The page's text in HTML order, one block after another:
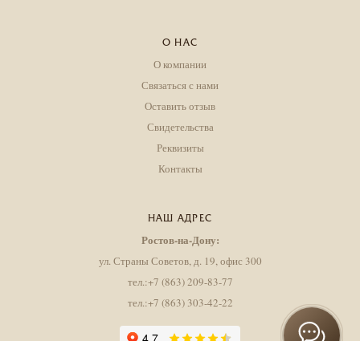
О НАС
О компании
Связаться с нами
Оставить отзыв
Свидетельства
Реквизиты
Контакты
НАШ АДРЕС
Ростов-на-Дону:
ул. Страны Советов, д. 19, офис 300
тел.:+7 (863) 209-83-77
тел.:+7 (863) 303-42-22